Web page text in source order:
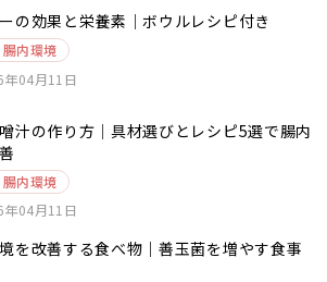
の効果と栄養素｜ボウルレシピ付き
内環境
年04月11日
汁の作り方｜具材選びとレシピ5選で腸内
内環境
年04月11日
を改善する食べ物｜善玉菌を増やす食事